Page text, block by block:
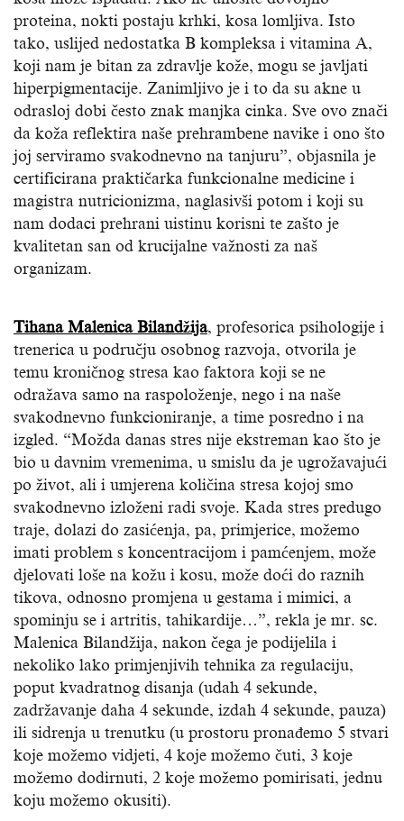
proteina, nokti postaju krhki, kosa lomljiva. Isto
tako, uslijed nedostatka B kompleksa i vitamina A,
koji nam je bitan za zdravlje kože, mogu se javljati
hiperpigmentacije. Zanimljivo je i to da su akne u
odrasloj dobi često znak manjka cinka. Sve ovo znači
da koža reflektira naše prehrambene navike i ono što
joj serviramo svakodnevno na tanjuru”, objasnila je
certificirana praktičarka funkcionalne medicine i
magistra nutricionizma, naglasivši potom i koji su
nam dodaci prehrani uistinu korisni te zašto je
kvalitetan san od krucijalne važnosti za naš
organizam.
Tihana Malenica Bilandžija, profesorica psihologije i
trenerica u području osobnog razvoja, otvorila je
temu kroničnog stresa kao faktora koji se ne
odražava samo na raspoloženje, nego i na naše
svakodnevno funkcioniranje, a time posredno i na
izgled. “Možda danas stres nije ekstreman kao što je
bio u davnim vremenima, u smislu da je ugrožavajući
po život, ali i umjerena količina stresa kojoj smo
svakodnevno izloženi radi svoje. Kada stres predugo
traje, dolazi do zasićenja, pa, primjerice, možemo
imati problem s koncentracijom i pamćenjem, može
djelovati loše na kožu i kosu, može doći do raznih
tikova, odnosno promjena u gestama i mimici, a
spominju se i artritis, tahikardije…”, rekla je mr. sc.
Malenica Bilandžija, nakon čega je podijelila i
nekoliko lako primjenjivih tehnika za regulaciju,
poput kvadratnog disanja (udah 4 sekunde,
zadržavanje daha 4 sekunde, izdah 4 sekunde, pauza)
ili sidrenja u trenutku (u prostoru pronađemo 5 stvari
koje možemo vidjeti, 4 koje možemo čuti, 3 koje
možemo dodirnuti, 2 koje možemo pomirisati, jednu
koju možemo okusiti).